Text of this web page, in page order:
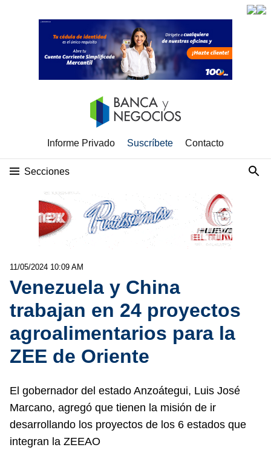
Informe Privado Suscríbete Contacto
Secciones
11/05/2024 10:09 AM
Venezuela y China
trabajan en 24 proyectos
agroalimentarios para la
ZEE de Oriente
El gobernador del estado Anzoátegui, Luis José
Marcano, agregó que tienen la misión de ir
desarrollando los proyectos de los 6 estados que
integran la ZEEAO